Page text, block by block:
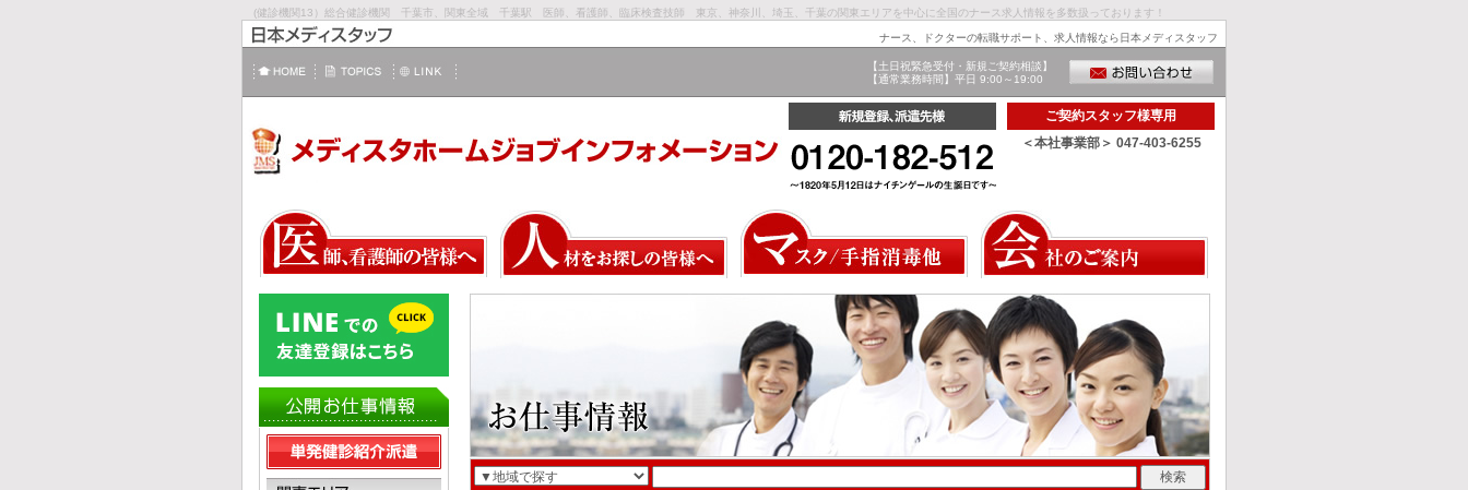
(健診機関13）総合健診機関 千葉市、関東全域 千葉駅 医師、看護師、臨床検査技師 東京、神奈川、埼玉、千葉の関東エリアを中心に全国のナース求人情報を多数扱っております！
ナース、ドクターの転職サポート、求人情報なら日本メディスタッフ
【土日祝緊急受付・新規ご契約相談】
【通常業務時間】平日 9:00～19:00
ご契約スタッフ様専用
＜本社事業部＞ 047-403-6255